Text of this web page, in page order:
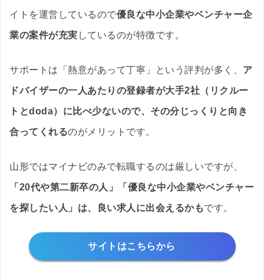
イトを運営しているので優良な中小企業やベンチャー企
業の案件が充実 しているのが特徴です。
サポートは「熱意があって丁寧」という評判が多く、 ア
ドバイザーの一人あたりの登録者が大手2社（リクルー
トとdoda）に比べ少ないので、その分じっくりと向き
合ってくれるのがメリットです。
山形ではマイナビのみで転職するのは厳しいですが、
「20代や第二新卒の人」「優良な中小企業やベンチャー
を探したい人」は、良い求人に出会えるかもです。
サイトはこちらから